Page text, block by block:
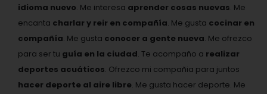
idioma nuevo. Me interesa aprender cosas nuevas. Me
encanta charlar y reir en compañía. Me gusta cocinar en
compañía. Me gusta conocer a gente nueva. Me ofrezco
para ser tu guía en la ciudad. Te acompaño a realizar
deportes acuáticos. Ofrezco mi compañia para juntos
hacer deporte al aire libre. Me gusta hacer deporte. Me